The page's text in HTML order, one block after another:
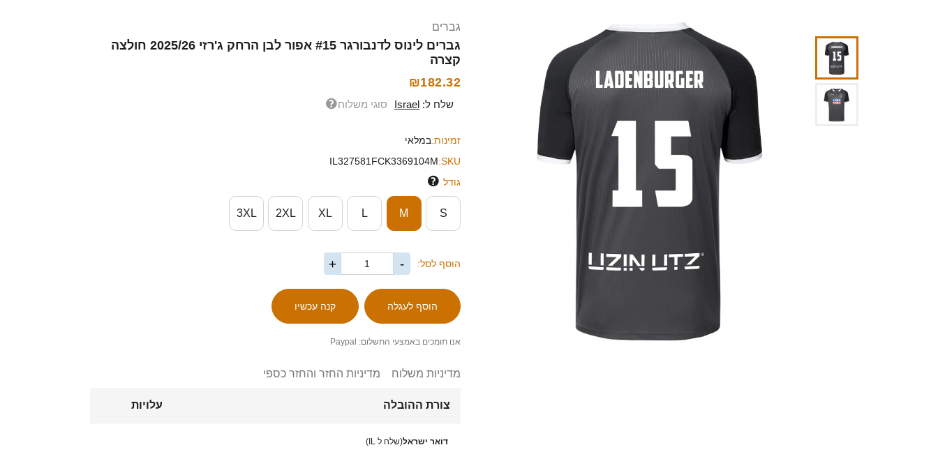
גברים
גברים לינוס לדנבורגר #15 אפור לבן הרחק ג'רזי 2025/26 חולצה
קצרה
₪182.32
שלח ל: Israel סוגי משלוח
זמינות:במלאי
SKU:
IL327581FCK3369104M
גודל
S
M
L
XL
2XL
3XL
הוסף לסל: -
+
אנו תומכים באמצעי התשלום: Paypal
מדיניות משלוח מדיניות החזר והחזר כספי
צורת ההובלה עלויות
דואר ישראל(שלח ל IL)